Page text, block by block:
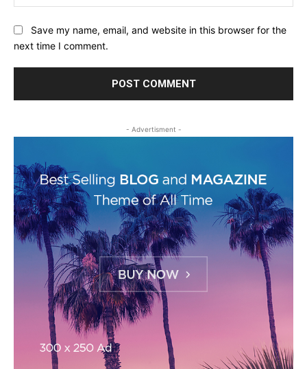
Save my name, email, and website in this browser for the
next time I comment.
- Advertisment -